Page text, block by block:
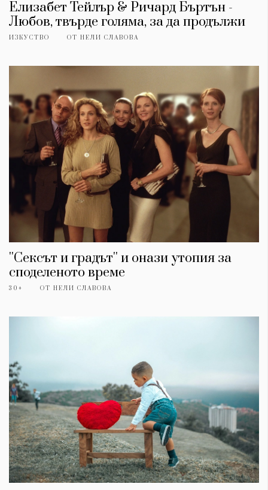
Елизабет Тейлър & Ричард Бъртън -
Любов, твърде голяма, за да продължи
ИЗКУСТВО ОТ НЕЛИ СЛАВОВА
''Сексът и градът'' и онази утопия за
споделеното време
30+ ОТ НЕЛИ СЛАВОВА